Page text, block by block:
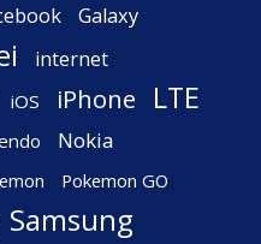
Galaxy
internet
iOS iPhone LTE
Nokia
Pokemon GO
Samsung